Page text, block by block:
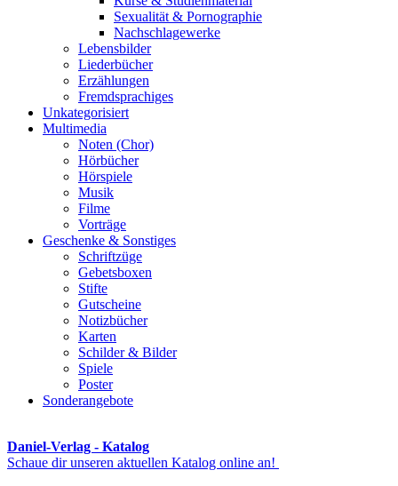
Sexualität & Pornographie
Nachschlagewerke
Lebensbilder
Liederbücher
Erzählungen
Fremdsprachiges
Unkategorisiert
Multimedia
Noten (Chor)
Hörbücher
Hörspiele
Musik
Filme
Vorträge
Geschenke & Sonstiges
Schriftzüge
Gebetsboxen
Stifte
Gutscheine
Notizbücher
Karten
Schilder & Bilder
Spiele
Poster
Sonderangebote
Daniel-Verlag - Katalog
Schaue dir unseren aktuellen Katalog online an!